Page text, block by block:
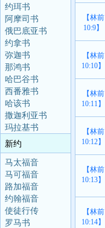
约珥书
阿摩司书
俄巴底亚书
约拿书
弥迦书
那鸿书
哈巴谷书
西番雅书
哈该书
撒迦利亚书
玛拉基书
新约
马太福音
马可福音
路加福音
约翰福音
使徒行传
罗马书
【林前
10:9】
【林前
10:10】
【林前
10:11】
【林前
10:12】
【林前
10:13】
【林前
10:14】